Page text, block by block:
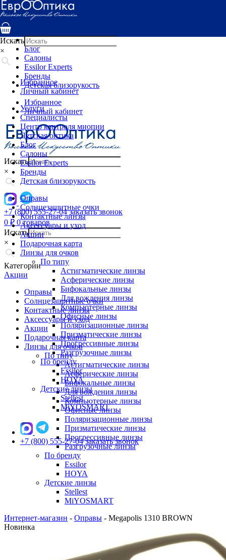
Услуги
Специалисты
Детская оптика
Блог
Салоны
Essilor Experts
Бренды
Детская близорукость
Избранное
Личный кабинет
Искать
×
+7 (800) 555-27-04 заказать звонок
0 ₽ 0 товаров
Искать
×
Категории
Акции
Оправы
Солнцезащитные очки
Контактные линзы
Аксессуары и уход
Акции
Подарочная карта
Линзы для очков
По типу
Астигматические линзы
Асферические линзы
Бифокальные линзы
Для вождения линзы
Компьютерные линзы
Офисные линзы
Поляризационные линзы
Призматические линзы
Прогрессивные линзы
Разгрузочные линзы
По бренду
Essilor
HOYA
Детские линзы
Stellest
MiYOSMART
Искать
×
Избранное
Личный кабинет
Услуги
Специалисты
Центр контроля миопии
Детская оптика
Блог
Салоны
Essilor Experts
Бренды
Детская близорукость
Оправы
Солнцезащитные очки
Контактные линзы
Аксессуары и уход
Акции
Подарочная карта
Линзы для очков
По типу
Астигматические линзы
Асферические линзы
Бифокальные линзы
Для вождения линзы
Компьютерные линзы
Офисные линзы
Поляризационные линзы
Призматические линзы
Прогрессивные линзы
Разгрузочные линзы
По бренду
Essilor
HOYA
Детские линзы
Stellest
MiYOSMART
+7 (800) 555-27-04 заказать звонок
Интернет-магазин - Оправы - Megapolis 1310 BROWN
Новинка